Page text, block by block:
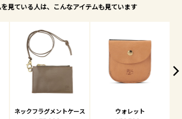
を見ている人は、こんなアイテムも見ています
ネックフラグメントケース
ウォレット